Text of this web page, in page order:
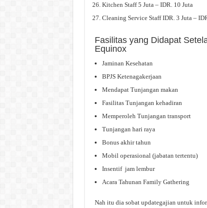
Kitchen Staff 5 Juta – IDR. 10 Juta
Cleaning Service Staff IDR. 3 Juta –
Fasilitas yang Didapat
Equinox
Jaminan Kesehatan
BPJS Ketenagakerjaan
Mendapat Tunjangan makan
Fasilitas Tunjangan kehadiran
Memperoleh Tunjangan transport
Tunjangan hari raya
Bonus akhir tahun
Mobil operasional (jabatan tertentu)
Insentif jam lembur
Acara Tahunan Family Gathering
Nah itu dia sobat updategajian untuk